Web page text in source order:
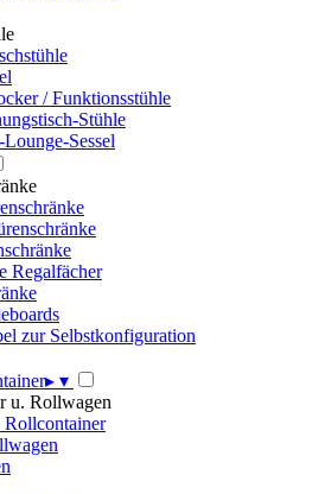
/ Funktionsstühle
Stühle
Sessel
Regalfächer
zur Selbstkonfiguration
▸ ▾
u. Rollwagen
Rollcontainer